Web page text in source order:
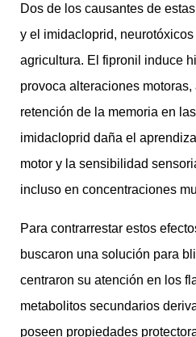
Dos de los causantes de
y el imidacloprid,
agricultura. El fipronil induce
provoca alteraciones
retención de la memoria en
imidacloprid daña el
motor y la sensibilidad
incluso en concentraciones
Para contrarrestar estos
buscaron una solución para
centraron su atención en los
metabolitos secundarios
poseen propiedades